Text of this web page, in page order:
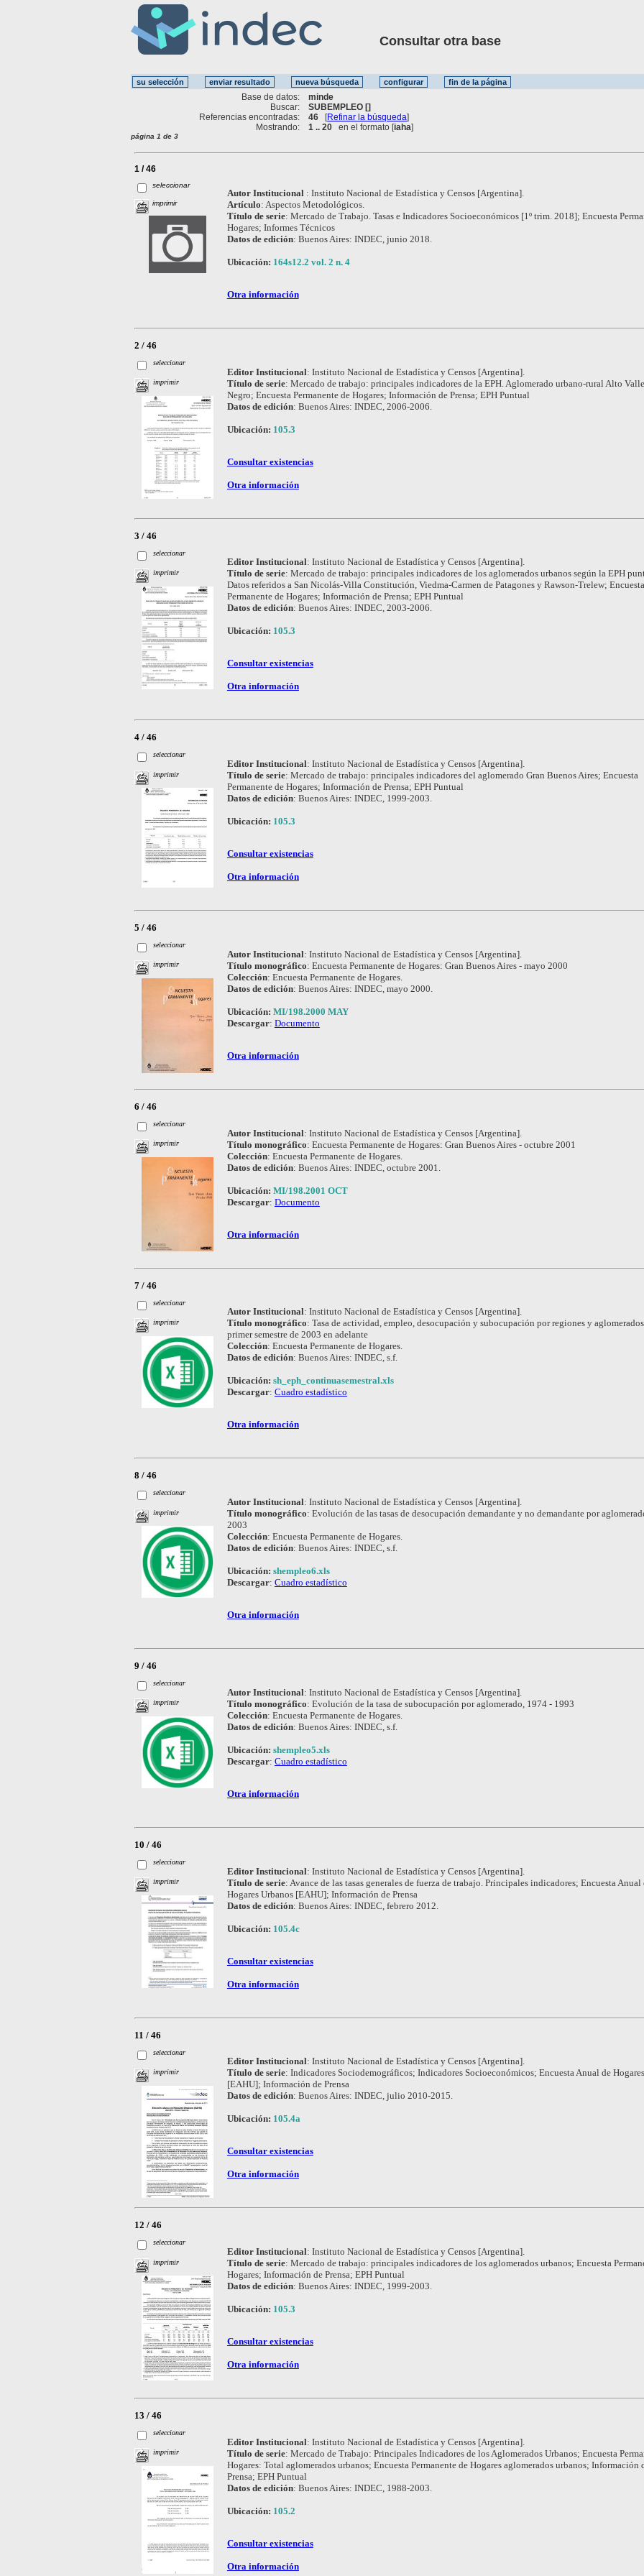
Consultar otra base
Base de datos:
minde
Buscar:
SUBEMPLEO []
Referencias encontradas:
46 [Refinar la búsqueda]
Mostrando:
1 .. 20 en el formato [iaha]
página 1 de 3
1 / 46
seleccionar
imprimir
Autor Institucional : Instituto Nacional de Estadística y Censos [Argentina].
Artículo: Aspectos Metodológicos.
Título de serie: Mercado de Trabajo. Tasas e Indicadores Socioeconómicos [1º trim. 2018]; Encuesta
Hogares; Informes Técnicos
Datos de edición: Buenos Aires: INDEC, junio 2018.
Ubicación: 164s12.2 vol. 2 n. 4
Otra información
2 / 46
seleccionar
imprimir
Editor Institucional: Instituto Nacional de Estadística y Censos [Argentina].
Título de serie: Mercado de trabajo: principales indicadores de la EPH. Aglomerado urbano-rural Alto
Negro; Encuesta Permanente de Hogares; Información de Prensa; EPH Puntual
Datos de edición: Buenos Aires: INDEC, 2006-2006.
Ubicación: 105.3
Consultar existencias
Otra información
3 / 46
seleccionar
imprimir
Editor Institucional: Instituto Nacional de Estadística y Censos [Argentina].
Título de serie: Mercado de trabajo: principales indicadores de los aglomerados urbanos según la EPH
Datos referidos a San Nicolás-Villa Constitución, Viedma-Carmen de Patagones y Rawson-Trelew; Encuesta
Permanente de Hogares; Información de Prensa; EPH Puntual
Datos de edición: Buenos Aires: INDEC, 2003-2006.
Ubicación: 105.3
Consultar existencias
Otra información
4 / 46
seleccionar
imprimir
Editor Institucional: Instituto Nacional de Estadística y Censos [Argentina].
Título de serie: Mercado de trabajo: principales indicadores del aglomerado Gran Buenos Aires; Encuesta
Permanente de Hogares; Información de Prensa; EPH Puntual
Datos de edición: Buenos Aires: INDEC, 1999-2003.
Ubicación: 105.3
Consultar existencias
Otra información
5 / 46
seleccionar
imprimir
Autor Institucional: Instituto Nacional de Estadística y Censos [Argentina].
Título monográfico: Encuesta Permanente de Hogares: Gran Buenos Aires - mayo 2000
Colección: Encuesta Permanente de Hogares.
Datos de edición: Buenos Aires: INDEC, mayo 2000.
Ubicación: MI/198.2000 MAY
Descargar: Documento
Otra información
6 / 46
seleccionar
imprimir
Autor Institucional: Instituto Nacional de Estadística y Censos [Argentina].
Título monográfico: Encuesta Permanente de Hogares: Gran Buenos Aires - octubre 2001
Colección: Encuesta Permanente de Hogares.
Datos de edición: Buenos Aires: INDEC, octubre 2001.
Ubicación: MI/198.2001 OCT
Descargar: Documento
Otra información
7 / 46
seleccionar
imprimir
Autor Institucional: Instituto Nacional de Estadística y Censos [Argentina].
Título monográfico: Tasa de actividad, empleo, desocupación y subocupación por regiones y
primer semestre de 2003 en adelante
Colección: Encuesta Permanente de Hogares.
Datos de edición: Buenos Aires: INDEC, s.f.
Ubicación: sh_eph_continuasemestral.xls
Descargar: Cuadro estadístico
Otra información
8 / 46
seleccionar
imprimir
Autor Institucional: Instituto Nacional de Estadística y Censos [Argentina].
Título monográfico: Evolución de las tasas de desocupación demandante y no demandante por
2003
Colección: Encuesta Permanente de Hogares.
Datos de edición: Buenos Aires: INDEC, s.f.
Ubicación: shempleo6.xls
Descargar: Cuadro estadístico
Otra información
9 / 46
seleccionar
imprimir
Autor Institucional: Instituto Nacional de Estadística y Censos [Argentina].
Título monográfico: Evolución de la tasa de subocupación por aglomerado, 1974 - 1993
Colección: Encuesta Permanente de Hogares.
Datos de edición: Buenos Aires: INDEC, s.f.
Ubicación: shempleo5.xls
Descargar: Cuadro estadístico
Otra información
10 / 46
seleccionar
imprimir
Editor Institucional: Instituto Nacional de Estadística y Censos [Argentina].
Título de serie: Avance de las tasas generales de fuerza de trabajo. Principales indicadores; Encuesta Anual
Hogares Urbanos [EAHU]; Información de Prensa
Datos de edición: Buenos Aires: INDEC, febrero 2012.
Ubicación: 105.4c
Consultar existencias
Otra información
11 / 46
seleccionar
imprimir
Editor Institucional: Instituto Nacional de Estadística y Censos [Argentina].
Título de serie: Indicadores Sociodemográficos; Indicadores Socioeconómicos; Encuesta Anual de
[EAHU]; Información de Prensa
Datos de edición: Buenos Aires: INDEC, julio 2010-2015.
Ubicación: 105.4a
Consultar existencias
Otra información
12 / 46
seleccionar
imprimir
Editor Institucional: Instituto Nacional de Estadística y Censos [Argentina].
Título de serie: Mercado de trabajo: principales indicadores de los aglomerados urbanos; Encuesta
Hogares; Información de Prensa; EPH Puntual
Datos de edición: Buenos Aires: INDEC, 1999-2003.
Ubicación: 105.3
Consultar existencias
Otra información
13 / 46
seleccionar
imprimir
Editor Institucional: Instituto Nacional de Estadística y Censos [Argentina].
Título de serie: Mercado de Trabajo: Principales Indicadores de los Aglomerados Urbanos; Encuesta
Hogares: Total aglomerados urbanos; Encuesta Permanente de Hogares aglomerados urbanos; Información
Prensa; EPH Puntual
Datos de edición: Buenos Aires: INDEC, 1988-2003.
Ubicación: 105.2
Consultar existencias
Otra información